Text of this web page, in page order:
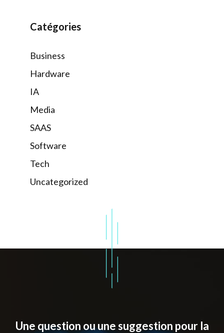
Catégories
Business
Hardware
IA
Media
SAAS
Software
Tech
Uncategorized
Une question ou une suggestion pour la